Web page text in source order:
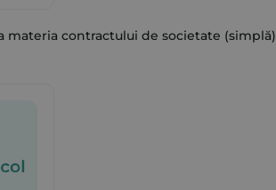
contractului de societate (simplă)